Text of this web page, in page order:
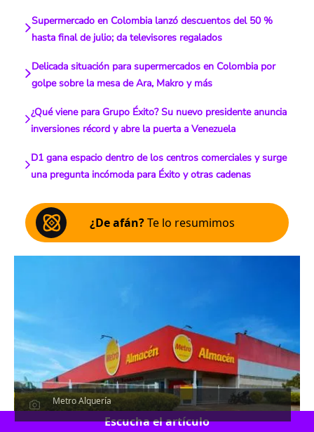
Supermercado en Colombia lanzó descuentos del 50 %
hasta final de julio; da televisores regalados
Delicada situación para supermercados en Colombia por
golpe sobre la mesa de Ara, Makro y más
¿Qué viene para Grupo Éxito? Su nuevo presidente anuncia
inversiones récord y abre la puerta a Venezuela
D1 gana espacio dentro de los centros comerciales y surge
una pregunta incómoda para Éxito y otras cadenas
¿De afán?Te lo resumimos
Metro Alquería
Escucha el artículo